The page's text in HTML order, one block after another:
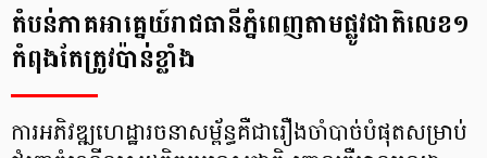
តំបន់​ភាគ​អាគ្នេយ៍​រាជ​ធានី​ភ្នំពេញ​តាម​ផ្លូវ​ជាតិ​លេខ​១​
កំពុង​តែ​ត្រូវ​ប៉ាន់​ខ្លាំង
ការ​អភិវឌ្ឍ​ហេដ្ឋា​រចនាសម្ព័ន្ធគឺជារឿងចាំ​បាច់បំផុតសម្រាប់​